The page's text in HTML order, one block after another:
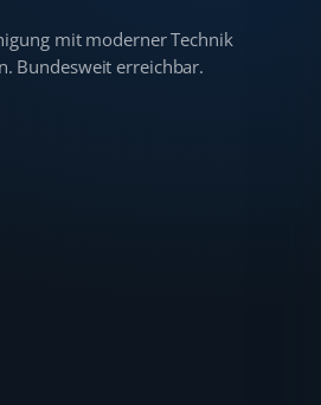
mit moderner Technik
Bundesweit erreichbar.